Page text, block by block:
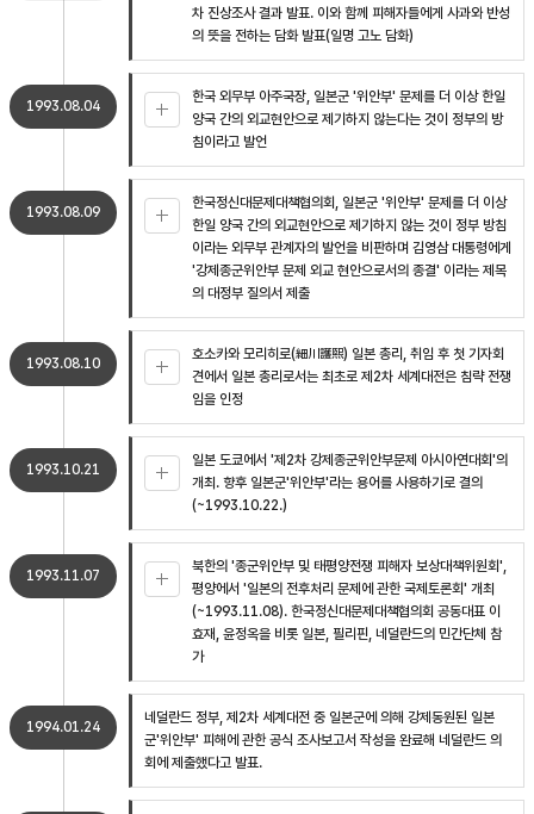
차 진상조사 결과 발표. 이와 함께 피해자들에게 사과와 반성
의 뜻을 전하는 담화 발표(일명 고노 담화)
1993.08.04
한국 외무부 아주국장, 일본군 '위안부' 문제를 더 이상 한일
양국 간의 외교현안으로 제기하지 않는다는 것이 정부의 방
침이라고 발언
1993.08.09
한국정신대문제대책협의회, 일본군 '위안부' 문제를 더 이상
한일 양국 간의 외교현안으로 제기하지 않는 것이 정부 방침
이라는 외무부 관계자의 발언을 비판하며 김영삼 대통령에게
'강제종군위안부 문제 외교 현안으로서의 종결' 이라는 제목
의 대정부 질의서 제출
1993.08.10
호소카와 모리히로(細川護煕) 일본 총리, 취임 후 첫 기자회
견에서 일본 총리로서는 최초로 제2차 세계대전은 침략 전쟁
임을 인정
1993.10.21
일본 도쿄에서 '제2차 강제종군위안부문제 아시아연대회'의
개최. 향후 일본군'위안부'라는 용어를 사용하기로 결의
(~1993.10.22.)
1993.11.07
북한의 '종군위안부 및 태평양전쟁 피해자 보상대책위원회',
평양에서 '일본의 전후처리 문제에 관한 국제토론회' 개최
(~1993.11.08). 한국정신대문제대책협의회 공동대표 이
효재, 윤정옥을 비롯 일본, 필리핀, 네덜란드의 민간단체 참
가
1994.01.24
네덜란드 정부, 제2차 세계대전 중 일본군에 의해 강제동원된 일본
군'위안부' 피해에 관한 공식 조사보고서 작성을 완료해 네덜란드 의
회에 제출했다고 발표.